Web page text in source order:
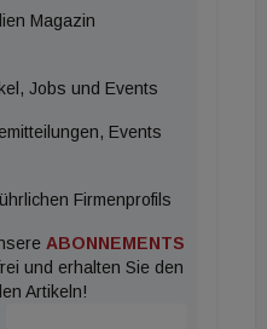
Dass die
werden, hält
Magazin
Jobs und Events
Events
Firmenprofils
ABONNEMENTS
und erhalten Sie den
Artikeln!